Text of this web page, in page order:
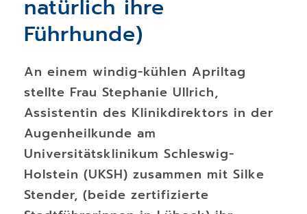
natürlich ihre
Führhunde)
An einem windig-kühlen Apriltag
stellte Frau Stephanie Ullrich,
Assistentin des Klinikdirektors in der
Augenheilkunde am
Universitätsklinikum Schleswig-
Holstein (UKSH) zusammen mit Silke
Stender, (beide zertifizierte